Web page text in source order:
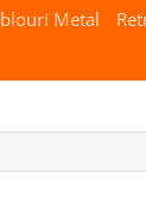
Metal